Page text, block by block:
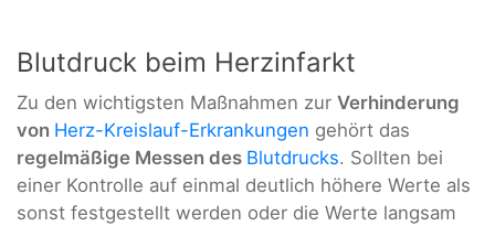
Blutdruck beim Herzinfarkt
Zu den wichtigsten Maßnahmen zur Verhinderung
von Herz-Kreislauf-Erkrankungen gehört das
regelmäßige Messen des Blutdrucks. Sollten bei
einer Kontrolle auf einmal deutlich höhere Werte als
sonst festgestellt werden oder die Werte langsam